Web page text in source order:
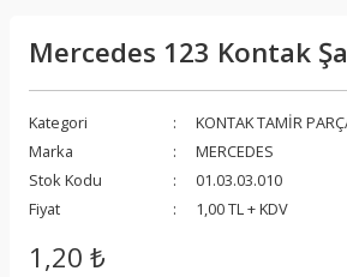
Mercedes 123 Kontak
Kategori
KONTAK TAMİR
Marka
MERCEDES
Stok Kodu
01.03.03.010
Fiyat
1,00 TL + KDV
1,20 ₺